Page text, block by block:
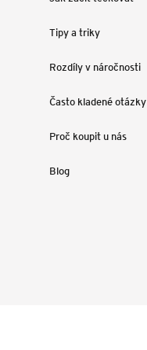
Tipy a triky
Rozdíly v náročnosti
Často kladené otázky
Proč koupit u nás
Blog